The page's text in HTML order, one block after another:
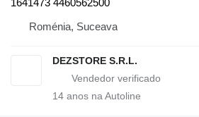
1641473 4460562500
Roménia, Suceava
DEZSTORE S.R.L.
14 anos na Autoline